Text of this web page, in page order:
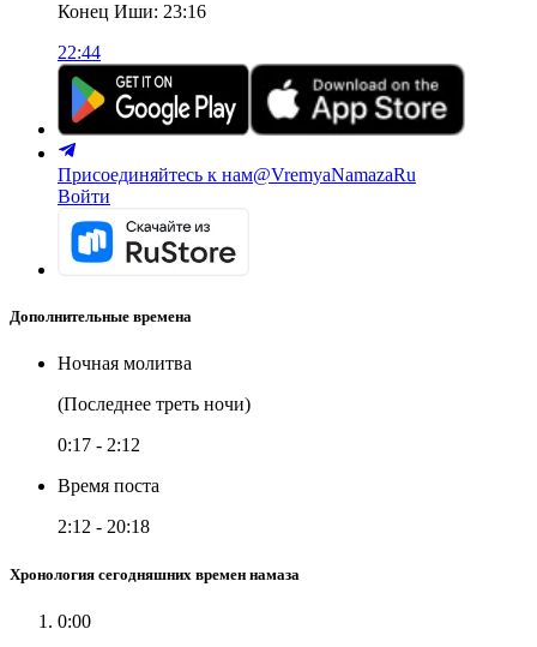
Конец Иши: 23:16
22:44
Присоединяйтесь к нам@VremyaNamazaRu
Войти
Дополнительные времена
Ночная молитва
(Последнее треть ночи)
0:17 - 2:12
Время поста
2:12 - 20:18
Хронология сегодняшних времен намаза
0:00